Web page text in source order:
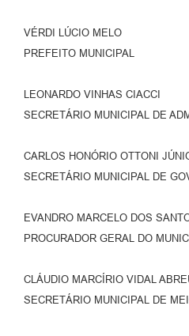
VÉRDI LÚCIO MELO
PREFEITO MUNICIPAL
LEONARDO VINHAS CIACCI
SECRETÁRIO MUNICIPAL DE
CARLOS HONÓRIO OTTONI
SECRETÁRIO MUNICIPAL DE
EVANDRO MARCELO DOS
PROCURADOR GERAL DO
CLÁUDIO MARCÍRIO VIDAL
SECRETÁRIO MUNICIPAL DE